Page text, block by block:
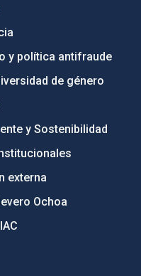
y política antifraude
de género
y Sostenibilidad
externa
Ochoa